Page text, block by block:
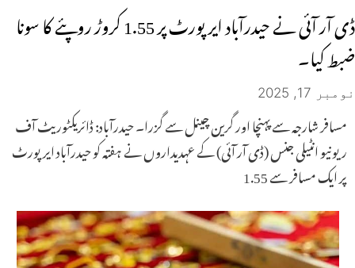
ڈی آر آئی نے حیدرآباد ایرپورٹ پر 1.55 کروڑ روپئے کا سونا
ضبط کیا۔
نومبر 17, 2025
مسافر شارجہ سے پہنچا اور گرین چینل سے گزرا۔ حیدرآباد: ڈائریکٹوریٹ آف
ریونیو انٹیلی جنس (ڈی آر آئی) کے عہدیداروں نے ہفتہ کو حیدرآباد ایرپورٹ
پر ایک مسافر سے 1.55